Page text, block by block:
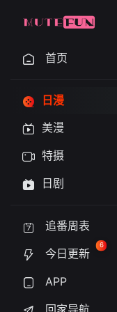
首页
日漫
美漫
特摄
日剧
追番周表
今日更新
6
APP
回家导航